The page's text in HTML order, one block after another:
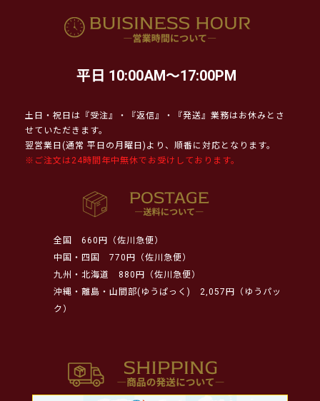
平日 10:00AM～17:00PM
土日・祝日は『受注』・『返信』・『発送』業務はお休みとさ
せていただきます。
翌営業日(通常 平日の月曜日)より、順番に対応となります。
※ご注文は24時間年中無休でお受けしております。
全国
660円（佐川急便）
中国・四国
770円（佐川急便）
九州・北海道
880円（佐川急便）
沖縄・離島・山間部(ゆうぱっく)
2,057円（ゆうパッ
ク）